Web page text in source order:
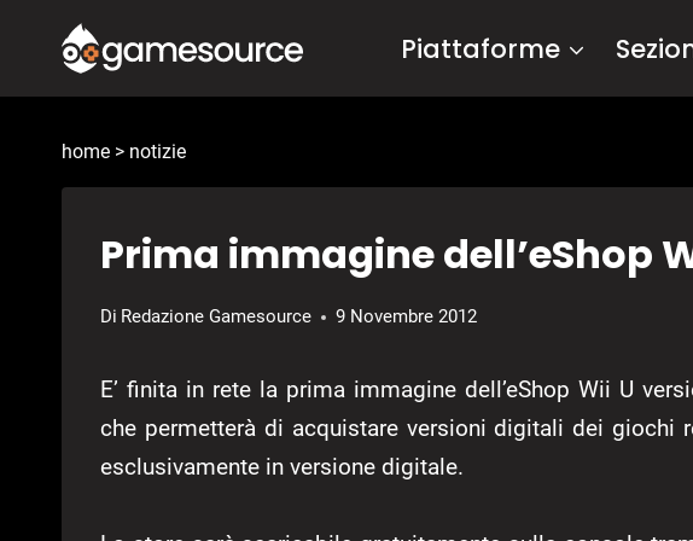
contenuto
Piattaforme
home > notizie
Prima immagine dell’eShop
Di Redazione Gamesource 9 Novembre 2012
E’ finita in rete la prima immagine dell’eShop Wii U
che permetterà di acquistare versioni digitali dei giochi
esclusivamente in versione digitale.